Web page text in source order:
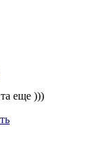
еще )))